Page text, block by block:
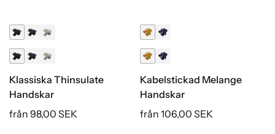
Klassiska Thinsulate
Handskar
från 98,00 SEK
Kabelstickad Melange
Handskar
från 106,00 SEK